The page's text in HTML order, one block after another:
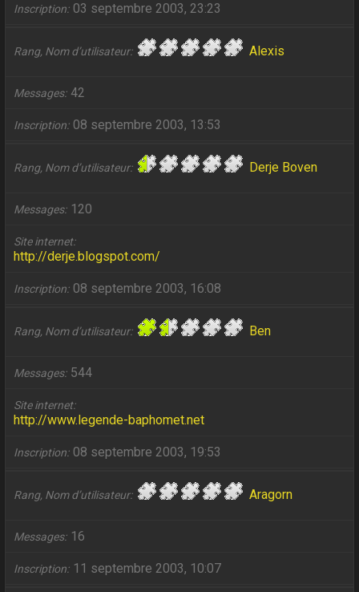
Inscription 03 septembre 2003, 23:23
Rang, Nom d’utilisateur Alexis
Messages 42
Inscription 08 septembre 2003, 13:53
Rang, Nom d’utilisateur Derje Boven
Messages 120
Site internet
http://derje.blogspot.com/
Inscription 08 septembre 2003, 16:08
Rang, Nom d’utilisateur Ben
Messages 544
Site internet
http://www.legende-baphomet.net
Inscription 08 septembre 2003, 19:53
Rang, Nom d’utilisateur Aragorn
Messages 16
Inscription 11 septembre 2003, 10:07